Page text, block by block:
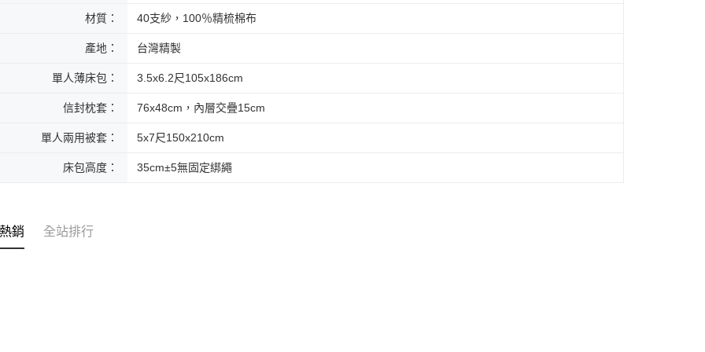
材質： 40支紗，100％精梳棉布
產地： 台灣精製
單人薄床包： 3.5x6.2尺105x186cm
信封枕套： 76x48cm，內層交疊15cm
單人兩用被套： 5x7尺150x210cm
床包高度： 35cm±5無固定綁繩
銷 全站排行